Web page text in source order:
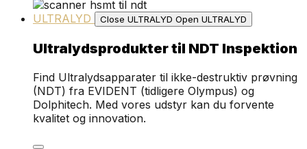
ULTRALYD
Close ULTRALYD Open ULTRALYD
Ultralydsprodukter til NDT Inspektion
Find Ultralydsapparater til ikke-destruktiv prøvning
(NDT) fra EVIDENT (tidligere Olympus) og
Dolphitech. Med vores udstyr kan du forvente
kvalitet og innovation.